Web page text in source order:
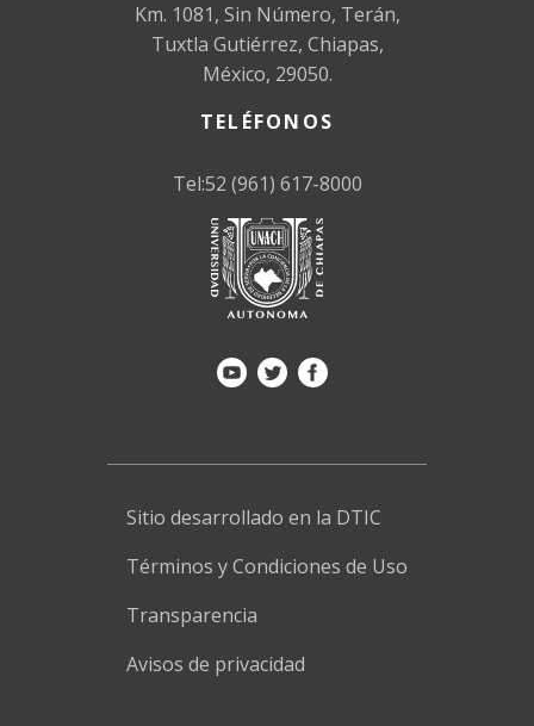
Km. 1081, Sin Número, Terán,
Tuxtla Gutiérrez, Chiapas,
México, 29050.
TELÉFONOS
Tel:52 (961) 617-8000
Sitio desarrollado en la DTIC
Términos y Condiciones de Uso
Transparencia
Avisos de privacidad